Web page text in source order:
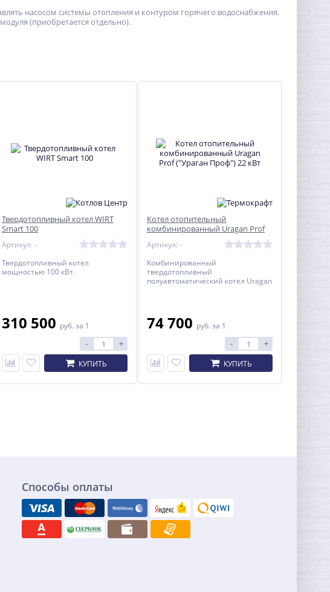
"Дачный"
насосом системы отопления и контуром горячего водоснабжения.
(приобретается отдельно).
Твердотопливный котел WIRT
Smart 100
Артикул: -
Твердотопливный котел
мощностью 100 кВт.
310 500 руб. за 1
- +
КУПИТЬ
Котел отопительный
комбинированный Uragan Prof
("Ураган Проф") 22 кВт
Артикул: -
Комбинированный
твердотопливный
полуавтоматический котел Uragan
74 700 руб. за 1
- +
КУПИТЬ
Способы оплаты